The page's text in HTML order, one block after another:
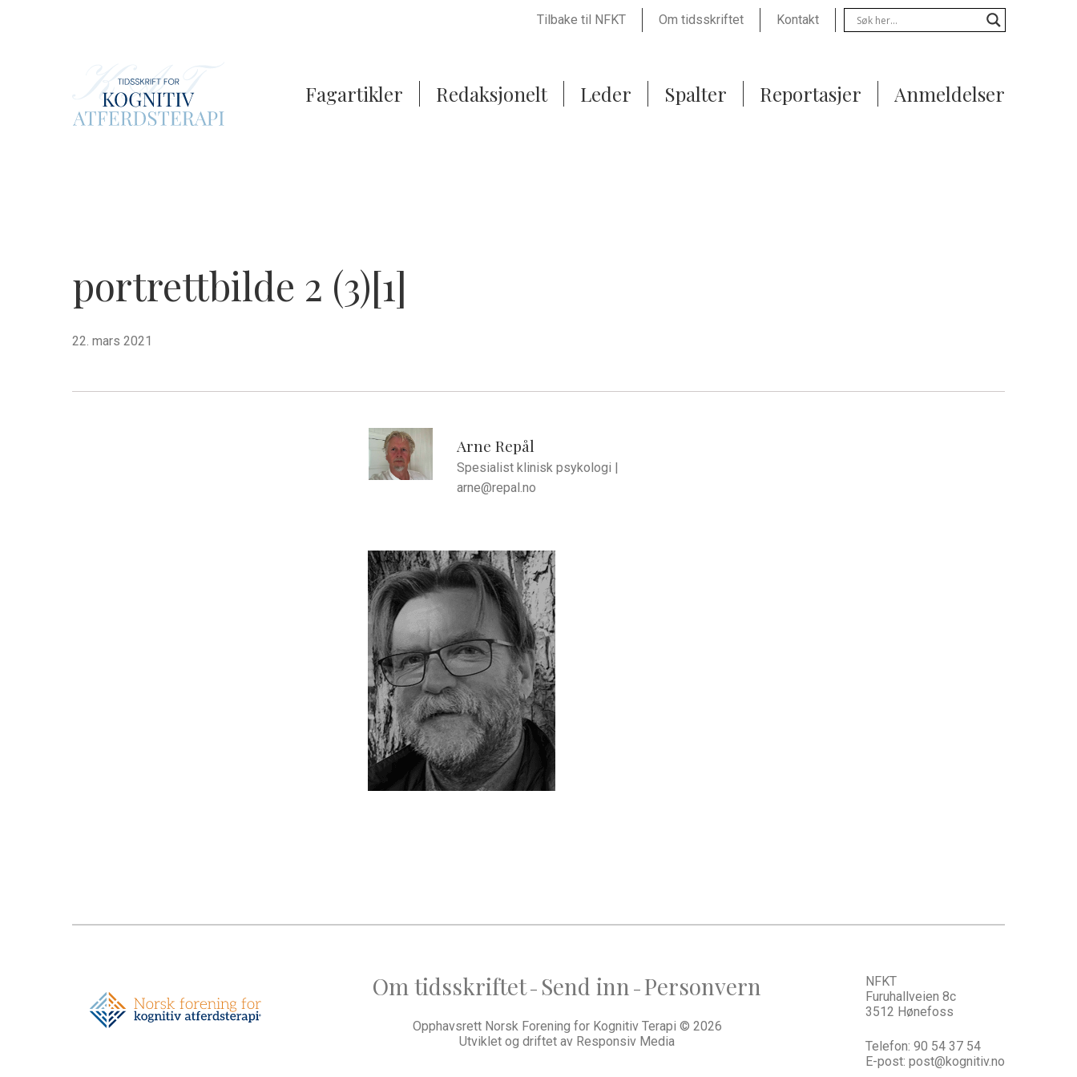
Tilbake til NFKT Om tidsskriftet Kontakt
Fagartikler Redaksjonelt Leder Spalter Reportasjer Anmeldelser
portrettbilde 2 (3)[1]
22. mars 2021
Arne Repål
Spesialist klinisk psykologi |
arne@repal.no
Om tidsskriftet– Send inn – Personvern
Opphavsrett Norsk Forening for Kognitiv Terapi © 2026
Utviklet og driftet av Responsiv Media
NFKT
Furuhallveien 8c
3512 Hønefoss
Telefon: 90 54 37 54
E-post: post@kognitiv.no